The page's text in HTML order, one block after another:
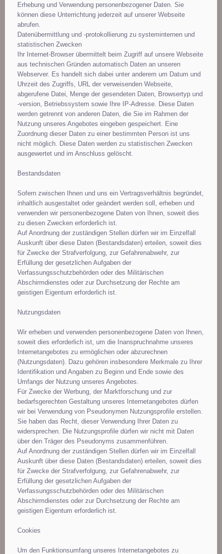
Erhebung und Verwendung personenbezogener Daten. Sie
können diese Unterrichtung jederzeit auf unserer Webseite
abrufen.
Datenübermittlung und -protokollierung zu systeminternen und
statistischen Zwecken
Ihr Internet-Browser übermittelt beim Zugriff auf unsere Webseite
aus technischen Gründen automatisch Daten an unseren
Webserver. Es handelt sich dabei unter anderem um Datum und
Uhrzeit des Zugriffs, URL der verweisenden Webseite,
abgerufene Datei, Menge der gesendeten Daten, Browsertyp und
-version, Betriebssystem sowie Ihre IP-Adresse. Diese Daten
werden getrennt von anderen Daten, die Sie im Rahmen der
Nutzung unseres Angebotes eingeben gespeichert. Eine
Zuordnung dieser Daten zu einer bestimmten Person ist uns
nicht möglich. Diese Daten werden zu statistischen Zwecken
ausgewertet und im Anschluss gelöscht.
Bestandsdaten
Sofern zwischen Ihnen und uns ein Vertragsverhältnis begründet,
inhaltlich ausgestaltet oder geändert werden soll, erheben und
verwenden wir personenbezogene Daten von Ihnen, soweit dies
zu diesen Zwecken erforderlich ist.
Auf Anordnung der zuständigen Stellen dürfen wir im Einzelfall
Auskunft über diese Daten (Bestandsdaten) erteilen, soweit dies
für Zwecke der Strafverfolgung, zur Gefahrenabwehr, zur
Erfüllung der gesetzlichen Aufgaben der
Verfassungsschutzbehörden oder des Militärischen
Abschirmdienstes oder zur Durchsetzung der Rechte am
geistigen Eigentum erforderlich ist.
Nutzungsdaten
Wir erheben und verwenden personenbezogene Daten von Ihnen,
soweit dies erforderlich ist, um die Inanspruchnahme unseres
Internetangebotes zu ermöglichen oder abzurechnen
(Nutzungsdaten). Dazu gehören insbesondere Merkmale zu Ihrer
Identifikation und Angaben zu Beginn und Ende sowie des
Umfangs der Nutzung unseres Angebotes.
Für Zwecke der Werbung, der Marktforschung und zur
bedarfsgerechten Gestaltung unseres Internetangebotes dürfen
wir bei Verwendung von Pseudonymen Nutzungsprofile erstellen.
Sie haben das Recht, dieser Verwendung Ihrer Daten zu
widersprechen. Die Nutzungsprofile dürfen wir nicht mit Daten
über den Träger des Pseudonyms zusammenführen.
Auf Anordnung der zuständigen Stellen dürfen wir im Einzelfall
Auskunft über diese Daten (Bestandsdaten) erteilen, soweit dies
für Zwecke der Strafverfolgung, zur Gefahrenabwehr, zur
Erfüllung der gesetzlichen Aufgaben der
Verfassungsschutzbehörden oder des Militärischen
Abschirmdienstes oder zur Durchsetzung der Rechte am
geistigen Eigentum erforderlich ist.
Cookies
Um den Funktionsumfang unseres Internetangebotes zu